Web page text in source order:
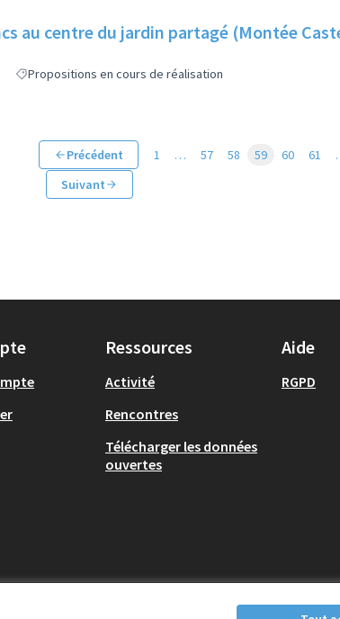
au centre du jardin partagé (Montée
Propositions en cours de réalisation
Précédent 1 … 57 58 59 60 61
Suivant
Ressources
Activité
Rencontres
Télécharger les données
ouvertes
Aide
RGPD